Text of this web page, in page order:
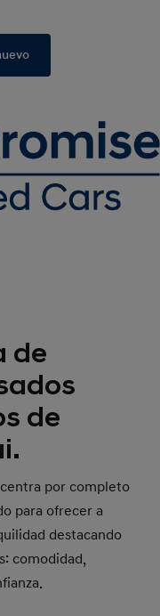
de
de
por completo
para ofrecer a
destacando
comodidad,